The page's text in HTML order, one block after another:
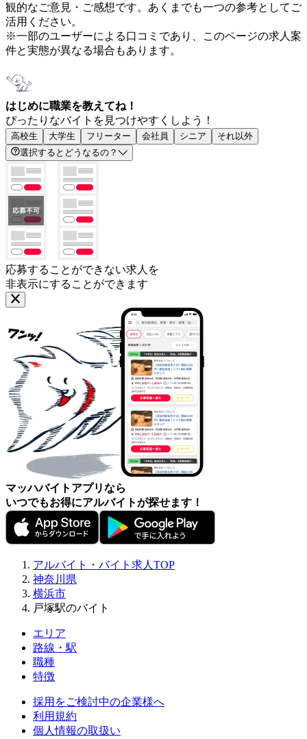
観的なご意見・ご感想です。あくまでも一つの参考としてご
活用ください。
※一部のユーザーによる口コミであり、このページの求人案
件と実態が異なる場合もあります。
はじめに職業を教えてね！
ぴったりなバイトを見つけやすくしよう！
高校生 大学生 フリーター 会社員 シニア
それ以外
選択するとどうなるの？
応募することができない求人を
非表示にすることができます
マッハバイトアプリなら
いつでもお得にアルバイトが探せます！
アルバイト・バイト求人TOP
神奈川県
横浜市
戸塚駅のバイト
エリア
路線・駅
職種
特徴
採用をご検討中の企業様へ
利用規約
個人情報の取扱い